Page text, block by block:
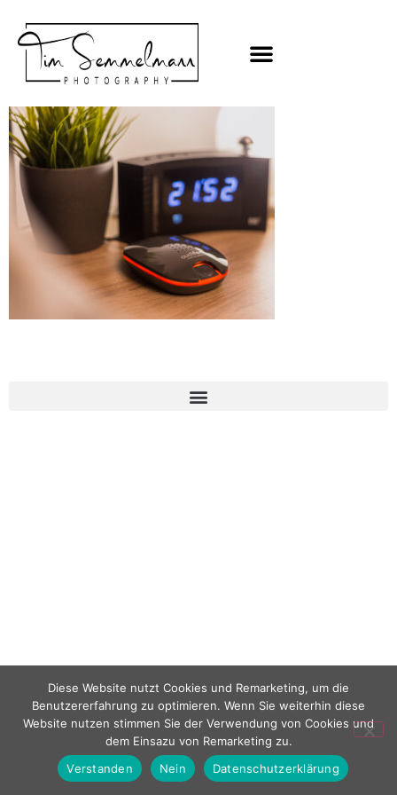
Diese Website nutzt Cookies und Remarketing, um die
Benutzererfahrung zu optimieren. Wenn Sie weiterhin diese
Website nutzen stimmen Sie der Verwendung von Cookies und
dem Einsazu von Remarketing zu.
Verstanden
Nein Datenschutzerklärung